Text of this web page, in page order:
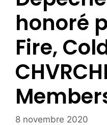
honoré
Fire,
8 novembre 2020